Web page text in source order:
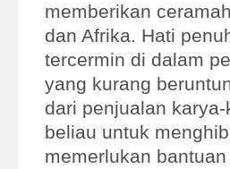
memberikan
dan Afrika. Hati
tercermin di dalam
yang kurang
dari penjualan
beliau untuk
memerlukan